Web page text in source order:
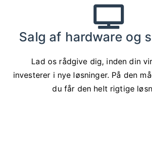
Salg af hardware og
Lad os rådgive dig, inden din
investerer i nye løsninger. På den
du får den helt rigtige